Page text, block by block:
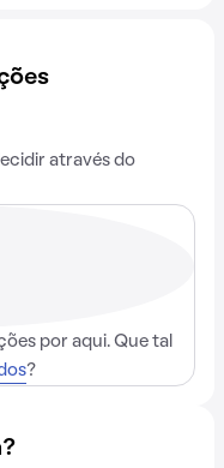
através do
por aqui. Que tal
?